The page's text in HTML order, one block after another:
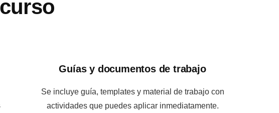
Guías y documentos de trabajo
Se incluye guía, templates y material de trabajo con
actividades que puedes aplicar inmediatamente.